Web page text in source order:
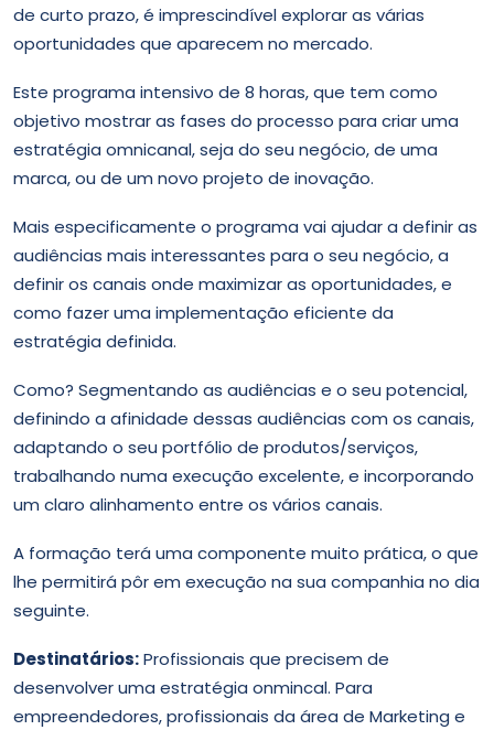
de curto prazo, é imprescindível explorar as várias
oportunidades que aparecem no mercado.
Este programa intensivo de 8 horas, que tem como
objetivo mostrar as fases do processo para criar uma
estratégia omnicanal, seja do seu negócio, de uma
marca, ou de um novo projeto de inovação.
Mais especificamente o programa vai ajudar a definir as
audiências mais interessantes para o seu negócio, a
definir os canais onde maximizar as oportunidades, e
como fazer uma implementação eficiente da
estratégia definida.
Como? Segmentando as audiências e o seu potencial,
definindo a afinidade dessas audiências com os canais,
adaptando o seu portfólio de produtos/serviços,
trabalhando numa execução excelente, e incorporando
um claro alinhamento entre os vários canais.
A formação terá uma componente muito prática, o que
lhe permitirá pôr em execução na sua companhia no dia
seguinte.
Destinatários:Profissionais que precisem de
desenvolver uma estratégia onmincal. Para
empreendedores, profissionais da área de Marketing e